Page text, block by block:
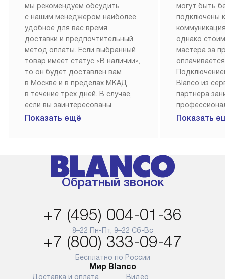
мы рекомендуем обсудить
с нашим менеджером наиболее
удобное для вас время
доставки и предпочтительный
метод оплаты. Если выбранный
товар имеет статус «В наличии»,
то он будет доставлен вам
в Москве и в пределах МКАД
в течение трех дней. В случае,
если вы заинтересованы
в товаре, который доступен
менеджером на сайте. Товары
с особым лейблом
доставляются бесплатно
аксессуаров не предусмотрена.
Для доставки в другие регионы
мы используем услуги
транспортной компании.
Уточняйте все условия доставки
Показать ещё
могут быть
подключены
однако
мастера за
Blanco из
партнера
Наш сервис
возможные
Готовые
Показать
Обратный звонок
+7 (495) 004-01-36
8–22 Пн-Пт, 9–22 Сб-Вс
+7 (800) 333-09-47
Бесплатно по России
Мир Blanco
Доставка и оплата
Видео